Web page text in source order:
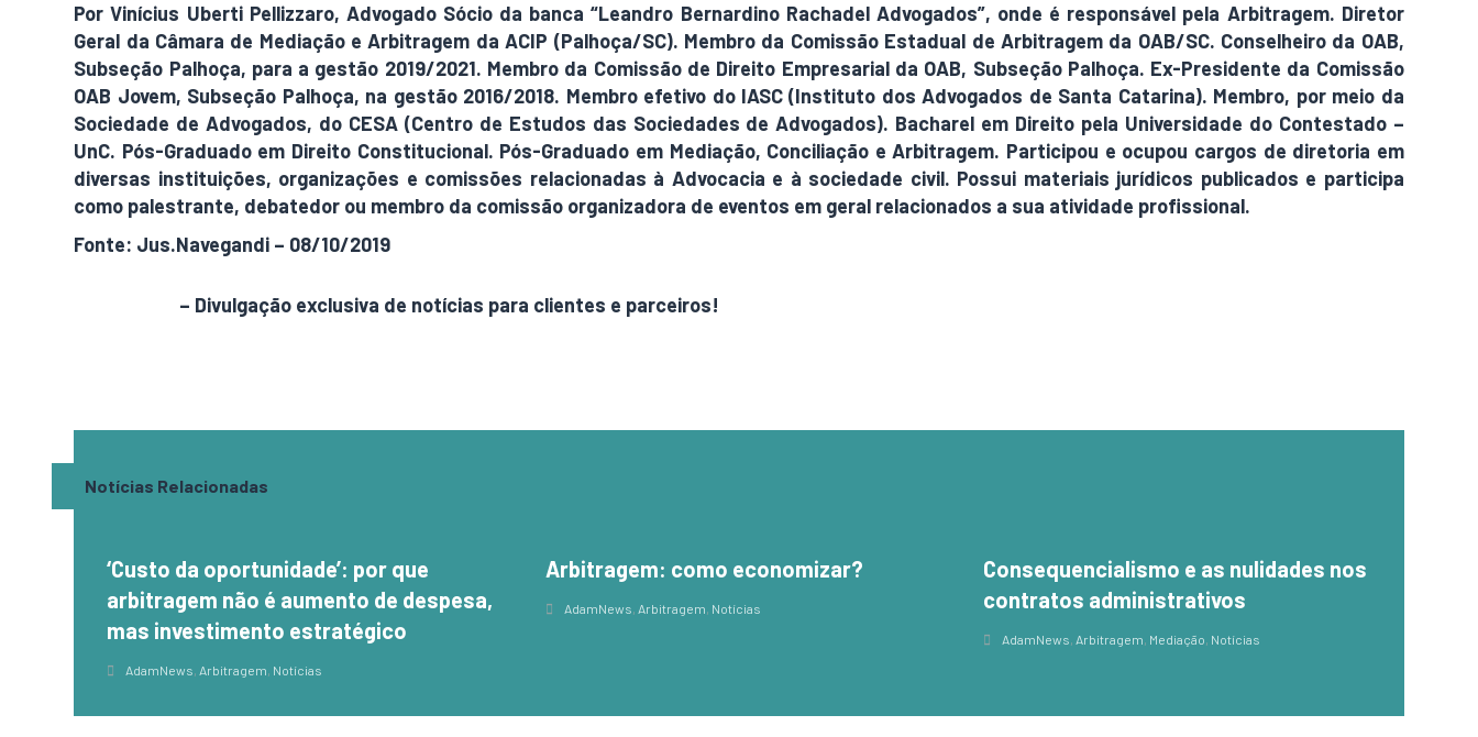
Por Vinícius Uberti Pellizzaro, Advogado Sócio da banca “Leandro Bernardino Rachadel Advogados”, onde é responsável pela Arbitragem. Diretor
Geral da Câmara de Mediação e Arbitragem da ACIP (Palhoça/SC). Membro da Comissão Estadual de Arbitragem da OAB/SC. Conselheiro da OAB,
Subseção Palhoça, para a gestão 2019/2021. Membro da Comissão de Direito Empresarial da OAB, Subseção Palhoça. Ex-Presidente da Comissão
OAB Jovem, Subseção Palhoça, na gestão 2016/2018. Membro efetivo do IASC (Instituto dos Advogados de Santa Catarina). Membro, por meio da
Sociedade de Advogados, do CESA (Centro de Estudos das Sociedades de Advogados). Bacharel em Direito pela Universidade do Contestado –
UnC. Pós-Graduado em Direito Constitucional. Pós-Graduado em Mediação, Conciliação e Arbitragem. Participou e ocupou cargos de diretoria em
diversas instituições, organizações e comissões relacionadas à Advocacia e à sociedade civil. Possui materiais jurídicos publicados e participa
como palestrante, debatedor ou membro da comissão organizadora de eventos em geral relacionados a sua atividade profissional.
Fonte: Jus.Navegandi – 08/10/2019
– Divulgação exclusiva de notícias para clientes e parceiros!
Notícias Relacionadas
‘Custo da oportunidade’: por que
arbitragem não é aumento de despesa,
mas investimento estratégico
AdamNews, Arbitragem, Notícias
Arbitragem: como economizar?
AdamNews, Arbitragem, Notícias
Consequencialismo e as nulidades nos
contratos administrativos
AdamNews, Arbitragem, Mediação, Notícias